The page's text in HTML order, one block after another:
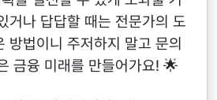
거나 답답할 때는 전문가의 도
방법이니 주저하지 말고 문의
금융 미래를 만들어가요! 🌟